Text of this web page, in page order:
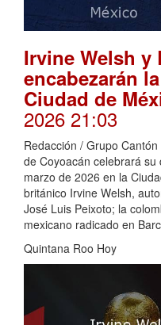
Irvine Welsh y
encabezarán
Ciudad de
2026 21:03
Redacción / Grupo
de Coyoacán celebrará
marzo de 2026 en la
británico Irvine Welsh,
José Luis Peixoto; la
mexicano radicado en
Quintana Roo Hoy